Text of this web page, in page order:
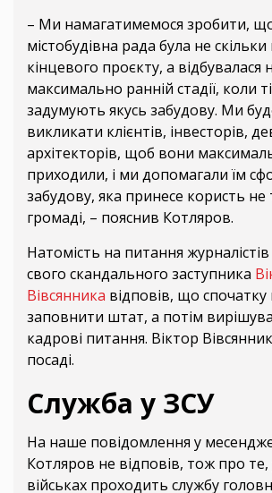
– Ми намагатимемося зробити,
містобудівна рада була не
кінцевого проєкту, а відбувалася
максимально ранній стадії, коли
задумують якусь забудову. Ми
викликати клієнтів, інвесторів,
архітекторів, щоб вони
приходили, і ми допомагали їм
забудову, яка принесе користь не
громаді, – пояснив Котляров.
Натомість на питання
свого скандального заступника
Вівсянника відповів, що спочатку
заповнити штат, а потім
кадрові питання. Віктор Вівсянник
посаді.
Служба у ЗСУ
На наше повідомлення у
Котляров не відповів, тож про те,
військах проходить службу